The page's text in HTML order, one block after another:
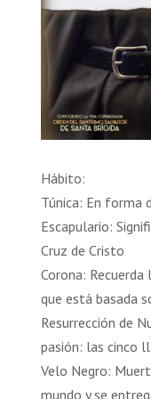
Hábito:
Túnica: En forma
Escapulario:
Cruz de Cristo
Corona:
que está basada
Resurrección de
pasión: las cinco
Velo Negro:
mundo y se